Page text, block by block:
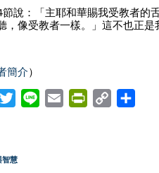
說：「主耶和華賜我受教者的
，像受教者一樣。」這不也正
簡介）
W
t
智慧